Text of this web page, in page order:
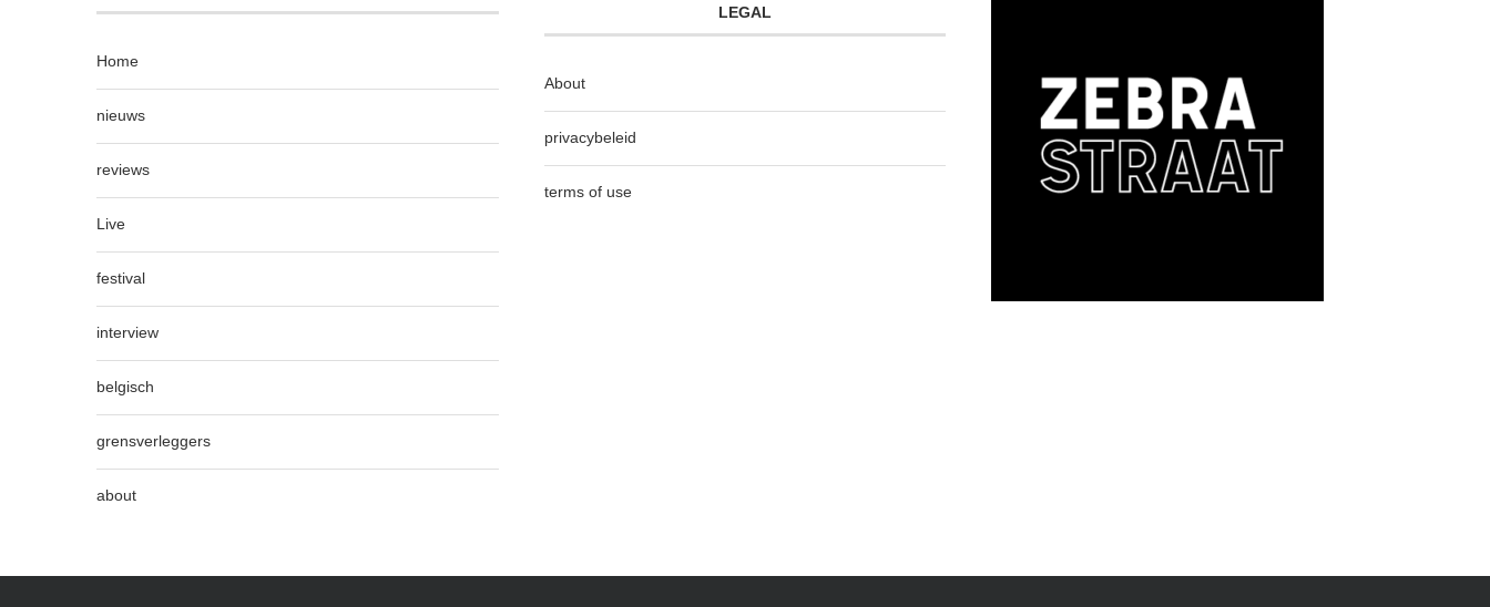
Home
nieuws
reviews
Live
festival
interview
belgisch
grensverleggers
about
LEGAL
About
privacybeleid
terms of use